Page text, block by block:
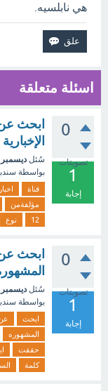
هي نابلسيه.
اسئلة متعلقة
0
تصويتات
1
إجابة
الإخبارية
سُئل ديسمبر 26، 2019
بواسطة
قناة
مؤلفةمن
12
نوع
0
تصويتات
1
إجابة
سُئل ديسمبر 26، 2019
بواسطة
ابحث
المشهوره
حققت
كلمة